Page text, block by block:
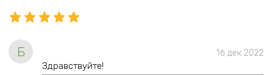
Б 16 дек 2022
Здравствуйте!